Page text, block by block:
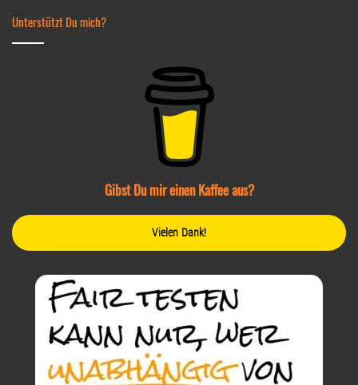
Unterstützt Du mich?
Gibst Du mir einen Kaffee aus?
Vielen Dank!